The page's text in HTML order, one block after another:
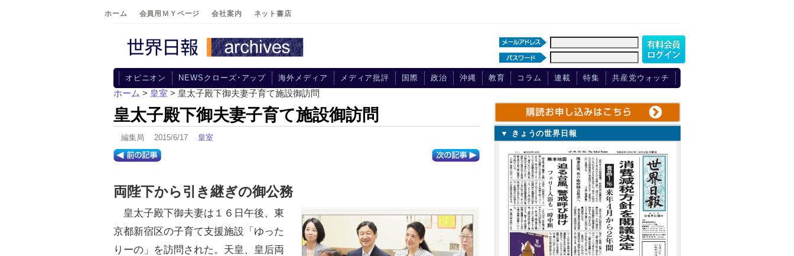
ホーム 会員用ＭＹページ 会社案内 ネット書店
オピニオン NEWSクローズ･アップ 海外メディア メディア批評 国際 政治 沖縄 教育 コラム 連載 特集 共産党ウォッチ
ホーム > 皇室 > 皇太子殿下御夫妻子育て施設御訪問
皇太子殿下御夫妻子育て施設御訪問
編集局 2015/6/17 皇室
両陛下から引き継ぎの御公務
皇太子殿下御夫妻は１６日午後、東
京都新宿区の子育て支援施設「ゆった
りーの」を訪問された。天皇、皇后両
▼ きょうの世界日報